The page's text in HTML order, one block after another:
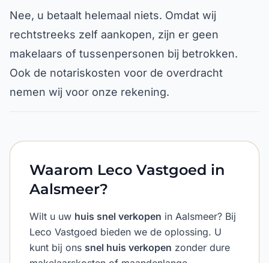
Nee, u betaalt helemaal niets. Omdat wij
rechtstreeks zelf aankopen, zijn er geen
makelaars of tussenpersonen bij betrokken.
Ook de notariskosten voor de overdracht
nemen wij voor onze rekening.
Waarom Leco Vastgoed in
Aalsmeer?
Wilt u uw huis snel verkopen in Aalsmeer? Bij
Leco Vastgoed bieden we de oplossing. U
kunt bij ons snel huis verkopen zonder dure